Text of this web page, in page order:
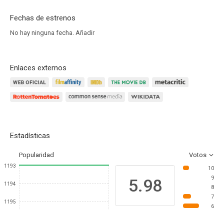
Fechas de estrenos
No hay ninguna fecha. Añadir
Enlaces externos
Estadísticas
Popularidad Votos
1193
1194
1195
5.98
10
9
8
7
6